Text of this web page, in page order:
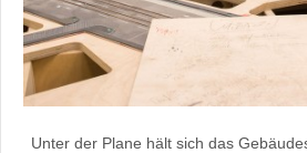
Unter der Plane hält sich das